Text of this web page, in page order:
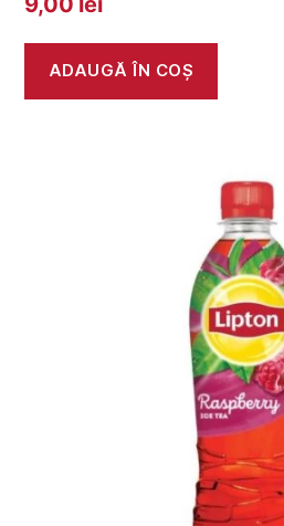
ADAUGĂ ÎN COȘ